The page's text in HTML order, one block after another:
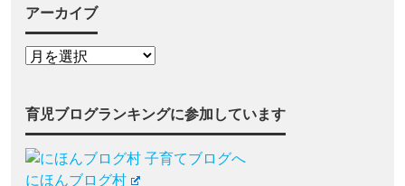
アーカイブ
育児ブログランキングに参加しています
にほんブログ村